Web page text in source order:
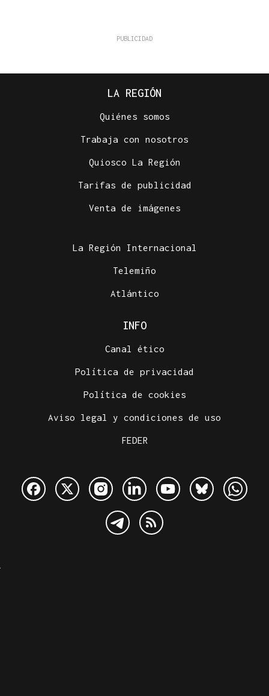
LA REGIÓN
Quiénes somos
Trabaja con nosotros
Quiosco La Región
Tarifas de publicidad
Venta de imágenes
La Región Internacional
Telemiño
Atlántico
INFO
Canal ético
Política de privacidad
Política de cookies
Aviso legal y condiciones de uso
FEDER